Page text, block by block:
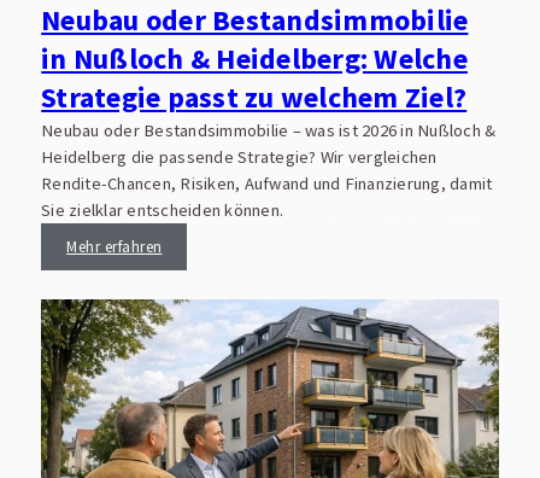
Neubau oder Bestandsimmobilie
in Nußloch & Heidelberg: Welche
Strategie passt zu welchem Ziel?
Neubau oder Bestandsimmobilie – was ist 2026 in Nußloch &
Heidelberg die passende Strategie? Wir vergleichen
Rendite-Chancen, Risiken, Aufwand und Finanzierung, damit
Sie zielklar entscheiden können.
Mehr erfahren